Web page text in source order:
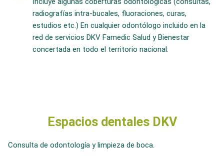
radiografías intra-bucales, fluoraciones, curas,
estudios etc.) En cualquier odontólogo incluido en la
red de servicios DKV Famedic Salud y Bienestar
concertada en todo el territorio nacional.
Espacios dentales DKV
Consulta de odontología y limpieza de boca.